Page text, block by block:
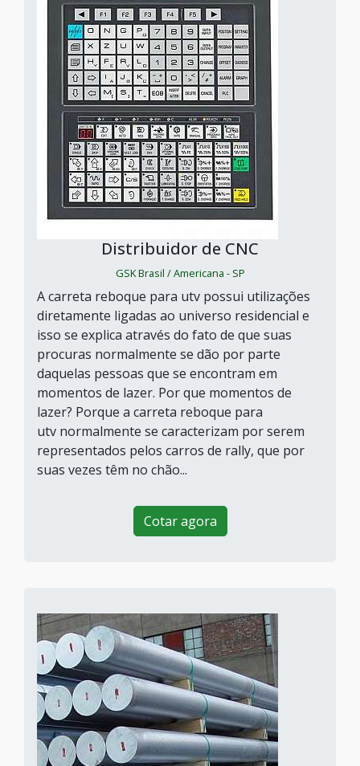
Distribuidor de CNC
GSK Brasil / Americana - SP
A carreta reboque para utv possui utilizações
diretamente ligadas ao universo residencial e
isso se explica através do fato de que suas
procuras normalmente se dão por parte
daquelas pessoas que se encontram em
momentos de lazer. Por que momentos de
lazer? Porque a carreta reboque para
utv normalmente se caracterizam por serem
representados pelos carros de rally, que por
suas vezes têm no chão...
Cotar agora